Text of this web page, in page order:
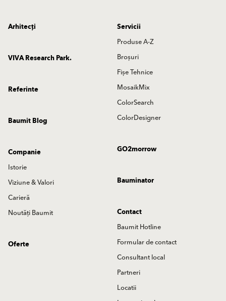
Arhitecți
Servicii
Produse A-Z
Broșuri
Fișe Tehnice
MosaikMix
ColorSearch
ColorDesigner
VIVA Research Park.
Referinte
Baumit Blog
GO2morrow
Companie
Istorie
Viziune & Valori
Carieră
Noutăți Baumit
Bauminator
Contact
Baumit Hotline
Formular de contact
Consultant local
Partneri
Locatii
Oferte